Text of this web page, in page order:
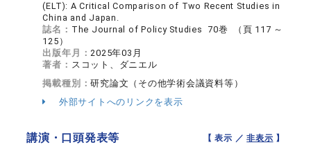
(ELT): A Critical Comparison of Two Recent Studies in
China and Japan.
誌名： The Journal of Policy Studies 70巻 （頁 117 ～
125）
出版年月：2025年03月
著者： スコット、ダニエル
掲載種別：研究論文（その他学術会議資料等）
外部サイトへのリンクを表示
講演・口頭発表等 【 表示 ／非表示 】